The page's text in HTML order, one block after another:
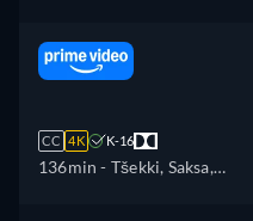
CC 4K K-16
136min - Tšekki, Saksa,